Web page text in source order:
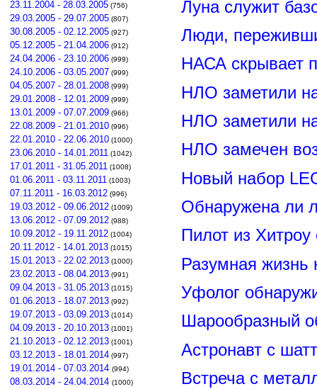
23.11.2004 - 28.03.2005 (756)
29.03.2005 - 29.07.2005 (807)
30.08.2005 - 02.12.2005 (927)
05.12.2005 - 21.04.2006 (912)
24.04.2006 - 23.10.2006 (999)
24.10.2006 - 03.05.2007 (999)
04.05.2007 - 28.01.2008 (999)
29.01.2008 - 12.01.2009 (999)
13.01.2009 - 07.07.2009 (966)
22.08.2009 - 21.01.2010 (996)
22.01.2010 - 22.06.2010 (1000)
23.06.2010 - 14.01.2011 (1042)
17.01.2011 - 31.05.2011 (1008)
01.06.2011 - 03.11.2011 (1003)
07.11.2011 - 16.03.2012 (996)
19.03.2012 - 09.06.2012 (1009)
13.06.2012 - 07.09.2012 (988)
10.09.2012 - 19.11.2012 (1004)
20.11.2012 - 14.01.2013 (1015)
15.01.2013 - 22.02.2013 (1000)
23.02.2013 - 08.04.2013 (991)
09.04.2013 - 31.05.2013 (1015)
01.06.2013 - 18.07.2013 (992)
19.07.2013 - 03.09.2013 (1014)
04.09.2013 - 20.10.2013 (1001)
21.10.2013 - 02.12.2013 (1001)
03.12.2013 - 18.01.2014 (997)
19.01.2014 - 07.03.2014 (994)
08.03.2014 - 24.04.2014 (1000)
Луна служит
Люди,
НАСА скрывает
НЛО заметили
НЛО заметили
НЛО замечен
Новый набор
Обнаружена ли
Пилот из
Разумная жизнь
Уфолог
Шарообразный
Астронавт с
Встреча с